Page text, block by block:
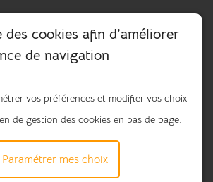
cookies afin d’améliorer
de navigation
vos préférences et modifier vos choix
de gestion des cookies en bas de page.
Paramétrer mes choix